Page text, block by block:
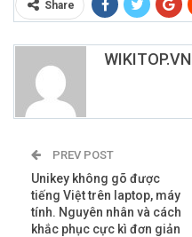
Share
WIKITOP.VN
PREV POST
Unikey không gõ được
tiếng Việt trên laptop, máy
tính. Nguyên nhân và cách
khắc phục cực kì đơn giản